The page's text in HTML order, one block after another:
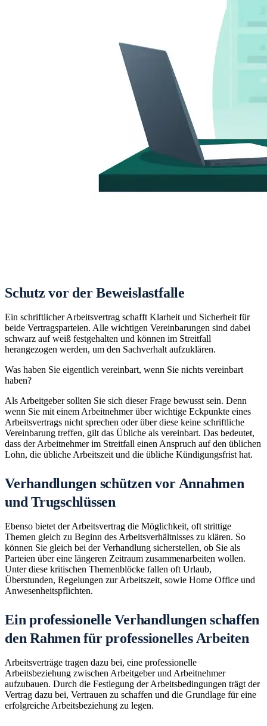
Schutz vor der Beweislastfalle
Ein schriftlicher Arbeitsvertrag schafft Klarheit und Sicherheit für
beide Vertragsparteien. Alle wichtigen Vereinbarungen sind dabei
schwarz auf weiß festgehalten und können im Streitfall
herangezogen werden, um den Sachverhalt aufzuklären.
Was haben Sie eigentlich vereinbart, wenn Sie nichts vereinbart
haben?
Als Arbeitgeber sollten Sie sich dieser Frage bewusst sein. Denn
wenn Sie mit einem Arbeitnehmer über wichtige Eckpunkte eines
Arbeitsvertrags nicht sprechen oder über diese keine schriftliche
Vereinbarung treffen, gilt das Übliche als vereinbart. Das bedeutet,
dass der Arbeitnehmer im Streitfall einen Anspruch auf den üblichen
Lohn, die übliche Arbeitszeit und die übliche Kündigungsfrist hat.
Verhandlungen schützen vor Annahmen
und Trugschlüssen
Ebenso bietet der Arbeitsvertrag die Möglichkeit, oft strittige
Themen gleich zu Beginn des Arbeitsverhältnisses zu klären. So
können Sie gleich bei der Verhandlung sicherstellen, ob Sie als
Parteien über eine längeren Zeitraum zusammenarbeiten wollen.
Unter diese kritischen Themenblöcke fallen oft Urlaub,
Überstunden, Regelungen zur Arbeitszeit, sowie Home Office und
Anwesenheitspflichten.
Ein professionelle Verhandlungen schaffen
den Rahmen für professionelles Arbeiten
Arbeitsverträge tragen dazu bei, eine professionelle
Arbeitsbeziehung zwischen Arbeitgeber und Arbeitnehmer
aufzubauen. Durch die Festlegung der Arbeitsbedingungen trägt der
Vertrag dazu bei, Vertrauen zu schaffen und die Grundlage für eine
erfolgreiche Arbeitsbeziehung zu legen.